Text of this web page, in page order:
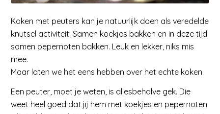
Koken met peuters kan je natuurlijk doen als veredelde
knutsel activiteit. Samen koekjes bakken en in deze tijd
samen pepernoten bakken. Leuk en lekker, niks mis
mee.
Maar laten we het eens hebben over het echte koken.
Een peuter, moet je weten, is allesbehalve gek. Die
weet heel goed dat jij hem met koekjes en pepernoten